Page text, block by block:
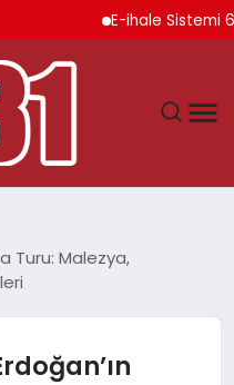
E-ihale Sistemi 6
Turu: Malezya,